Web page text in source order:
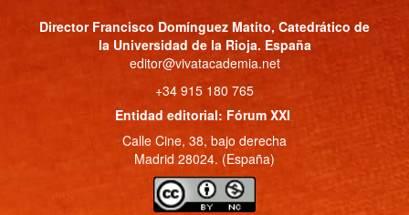
Director Francisco Domínguez Matito, Catedrático de
la Universidad de la Rioja. España
editor@vivatacademia.net
+34 915 180 765
Entidad editorial: Fórum XXI
Calle Cine, 38, bajo derecha
Madrid 28024. (España)